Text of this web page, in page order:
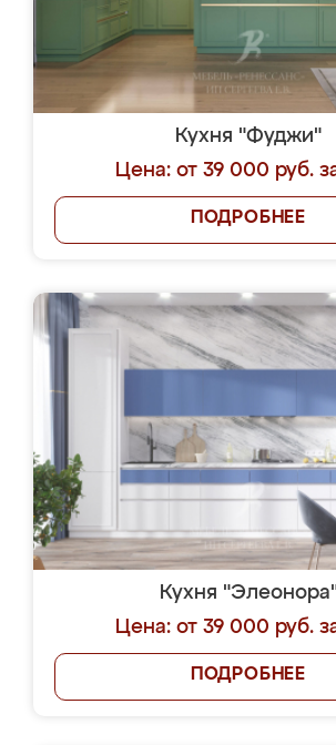
Кухня "Фуджи"
Цена: от 39 000 руб.
ПОДРОБНЕЕ
Кухня
Цена: от 39 000 руб.
ПОДРОБНЕЕ